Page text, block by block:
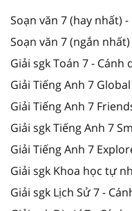
Soạn văn 7 (hay nhất)
Soạn văn 7 (ngắn
Giải sgk Toán 7 - Cánh
Giải Tiếng Anh 7
Giải Tiếng Anh 7
Giải sgk Tiếng Anh 7
Giải Tiếng Anh 7
Giải sgk Khoa học tự
Giải sgk Lịch Sử 7 -